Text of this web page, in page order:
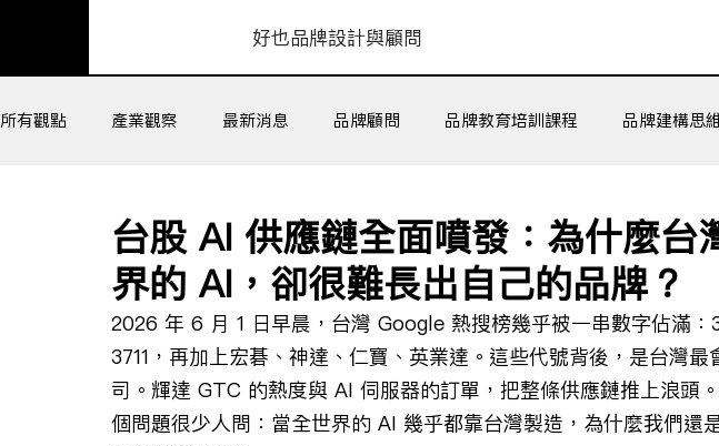
​好也品牌設計與顧問
所有觀點 產業觀察 最新消息 品牌顧問 品牌教育培訓課程 品牌建構思
台股 AI 供應鏈全面噴發：為什麼台
界的 AI，卻很難長出自己的品牌？
2026 年 6 月 1 日早晨，台灣 Google 熱搜榜幾乎被一串數字佔滿：
3711，再加上宏碁、神達、仁寶、英業達。這些代號背後，是台灣
司。輝達 GTC 的熱度與 AI 伺服器的訂單，把整條供應鏈推上浪頭
個問題很少人問：當全世界的 AI 幾乎都靠台灣製造，為什麼我們還